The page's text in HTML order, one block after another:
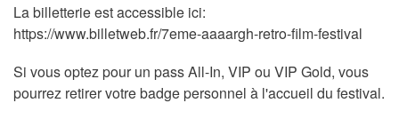
La billetterie est accessible ici:
https://www.billetweb.fr/7eme-aaaargh-retro-film-festival
Si vous optez pour un pass All-In, VIP ou VIP Gold, vous
pourrez retirer votre badge personnel à l'accueil du festival.